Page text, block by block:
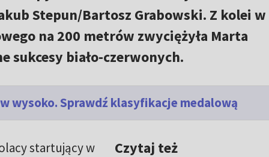
Stepun/Bartosz Grabowski. Z kolei w
na 200 metrów zwyciężyła Marta
sukcesy biało-czerwonych.
wysoko. Sprawdź klasyfikacje medalową
Czytaj też
startujący w